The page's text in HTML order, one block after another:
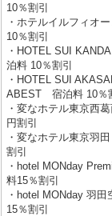
10％割引
・ホテルイルフィオ
10％割引
・HOTEL SUI
泊料 10％割引
・HOTEL SUI
ABEST 宿泊料 10％
・変なホテル東京西
円割引
・変なホテル東京羽
割引
・hotel MONday
料15％割引
・hotel MONday 羽
15％割引